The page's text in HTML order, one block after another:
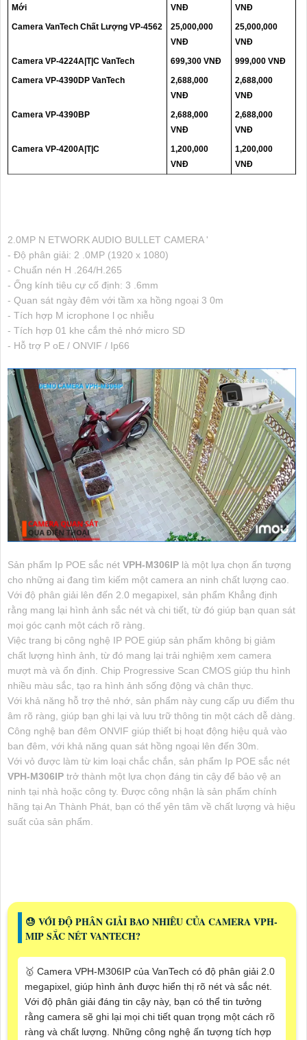
Mới
VNĐ
VNĐ
Camera VanTech Chất Lượng VP-4562
25,000,000
VNĐ
25,000,000
VNĐ
Camera VP-4224A|T|C VanTech
699,300 VNĐ
999,000 VNĐ
Camera VP-4390DP VanTech
2,688,000
VNĐ
2,688,000
VNĐ
Camera VP-4390BP
2,688,000
VNĐ
2,688,000
VNĐ
Camera VP-4200A|T|C
1,200,000
VNĐ
1,200,000
VNĐ
2.0MP N ETWORK AUDIO BULLET CAMERA '
- Độ phân giải: 2 .0MP (1920 x 1080)
- Chuẩn nén H .264/H.265
- Ống kính tiêu cự cố định: 3 .6mm
- Quan sát ngày đêm với tầm xa hồng ngoại 3 0m
- Tích hợp M icrophone l ọc nhiễu
- Tích hợp 01 khe cắm thẻ nhớ micro SD
- Hỗ trợ P oE / ONVIF / Ip66
Sản phẩm Ip POE sắc nét VPH-M306IP là một lựa chọn ấn tượng
cho những ai đang tìm kiếm một camera an ninh chất lượng cao.
Với độ phân giải lên đến 2.0 megapixel, sản phẩm Khẳng định
rằng mang lại hình ảnh sắc nét và chi tiết, từ đó giúp bạn quan sát
mọi góc cạnh một cách rõ ràng.
Việc trang bị công nghệ IP POE giúp sản phẩm không bị giảm
chất lượng hình ảnh, từ đó mang lại trải nghiệm xem camera
mượt mà và ổn định. Chip Progressive Scan CMOS giúp thu hình
nhiều màu sắc, tạo ra hình ảnh sống động và chân thực.
Với khả năng hỗ trợ thẻ nhớ, sản phẩm này cung cấp ưu điểm thu
âm rõ ràng, giúp bạn ghi lại và lưu trữ thông tin một cách dễ dàng.
Công nghệ ban đêm ONVIF giúp thiết bị hoạt động hiệu quả vào
ban đêm, với khả năng quan sát hồng ngoại lên đến 30m.
Với vỏ được làm từ kim loại chắc chắn, sản phẩm Ip POE sắc nét
VPH-M306IP trở thành một lựa chọn đáng tin cậy để bảo vệ an
ninh tại nhà hoặc công ty. Được công nhận là sản phẩm chính
hãng tại An Thành Phát, bạn có thể yên tâm về chất lượng và hiệu
suất của sản phẩm.
😓 VỚI ĐỘ PHÂN GIẢI BAO NHIÊU CỦA CAMERA VPH-
MIP SẮC NÉT VANTECH?
🥇 Camera VPH-M306IP của VanTech có độ phân giải 2.0
megapixel, giúp hình ảnh được hiển thị rõ nét và sắc nét.
Với độ phân giải đáng tin cậy này, bạn có thể tin tưởng
rằng camera sẽ ghi lại mọi chi tiết quan trọng một cách rõ
ràng và chất lượng. Những công nghệ ấn tượng tích hợp